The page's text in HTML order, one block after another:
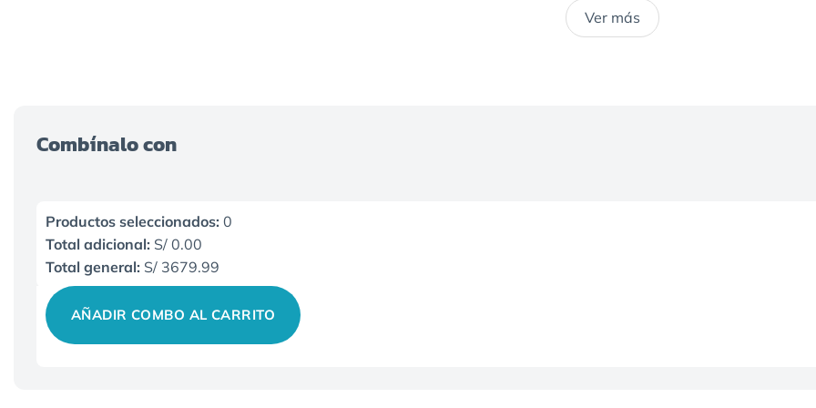
de clase empresarial a todos los que trabajan en salas pequeñas. Es momento de elevar los estándares de las
Ver más
Combínalo con
Productos seleccionados: 0
Total adicional: S/ 0.00
Total general: S/ 3679.99
AÑADIR COMBO AL CARRITO